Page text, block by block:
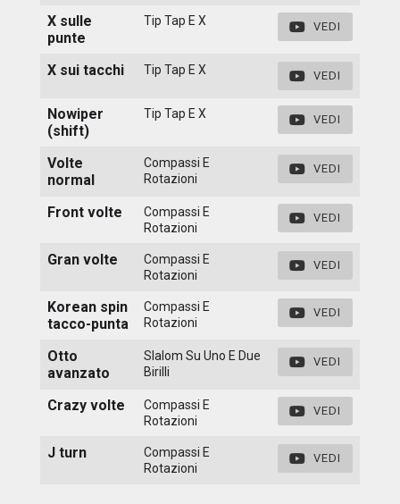
X sulle
punte
Tip Tap E X VEDI
X sui tacchi Tip Tap E X VEDI
Nowiper
(shift)
Tip Tap E X VEDI
Volte
normal
Compassi E
Rotazioni
VEDI
Front volte
Compassi E
Rotazioni
VEDI
Gran volte
Compassi E
Rotazioni
VEDI
Korean spin
tacco-punta
Compassi E
Rotazioni
VEDI
Otto
avanzato
Slalom Su Uno E Due
Birilli
VEDI
Crazy volte
Compassi E
Rotazioni
VEDI
J turn
Compassi E
Rotazioni
VEDI